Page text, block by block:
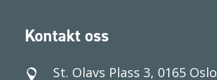
Kontakt oss
St. Olavs Plass 3, 0165 Oslo